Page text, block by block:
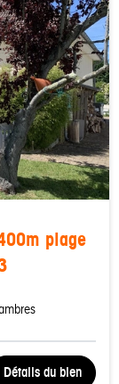
plage
Détails du bien